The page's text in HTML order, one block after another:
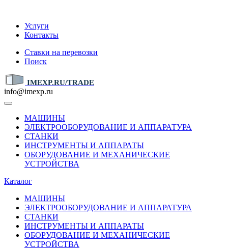
Услуги
Контакты
Ставки на перевозки
Поиск
IMEXP.RU/TRADE
info@imexp.ru
МАШИНЫ
ЭЛЕКТРООБОРУДОВАНИЕ И АППАРАТУРА
СТАНКИ
ИНСТРУМЕНТЫ И АППАРАТЫ
ОБОРУДОВАНИЕ И МЕХАНИЧЕСКИЕ
УСТРОЙСТВА
Каталог
МАШИНЫ
ЭЛЕКТРООБОРУДОВАНИЕ И АППАРАТУРА
СТАНКИ
ИНСТРУМЕНТЫ И АППАРАТЫ
ОБОРУДОВАНИЕ И МЕХАНИЧЕСКИЕ
УСТРОЙСТВА